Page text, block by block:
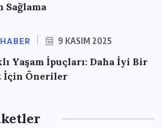
Sağlama
9 KASIM 2025
Yaşam İpuçları: Daha İyi Bir
İçin Öneriler